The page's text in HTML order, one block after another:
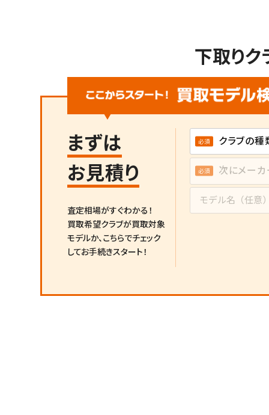
下取りク
まずは
お見積り
査定相場がすぐわかる！
買取希望クラブが買取対象
モデルか、 こちらでチェック
してお手続きスタート！